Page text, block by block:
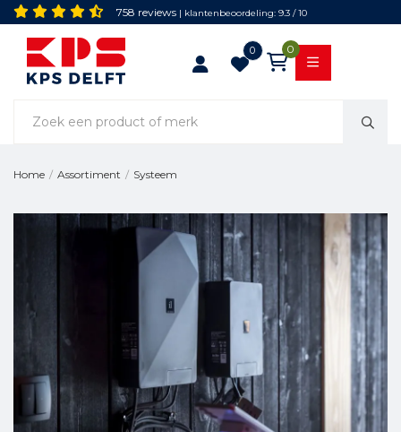
758 reviews | klantenbeoordeling: 9.3 / 10
0 0
Home / Assortiment / Systeem